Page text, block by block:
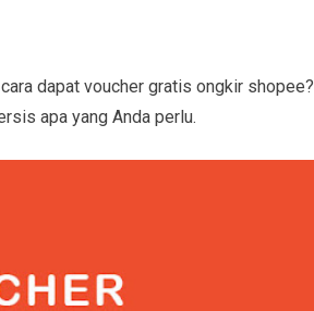
dapat voucher gratis ongkir shopee?
apa yang Anda perlu.